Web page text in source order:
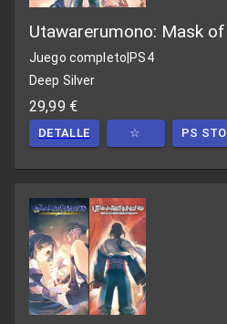
Utawarerumono: Mask
Juego completo PS4
Deep Silver
29,99 €
DETALLE ☆ PS